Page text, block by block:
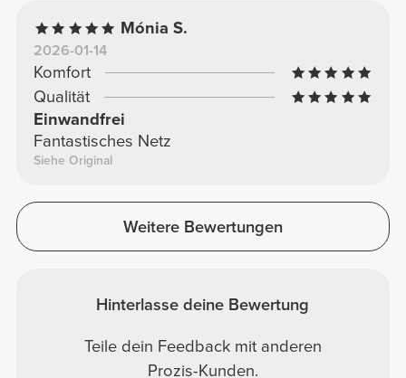
Mónia S.
2026-01-14
Komfort
Qualität
Einwandfrei
Fantastisches Netz
Siehe Original
Weitere Bewertungen
Hinterlasse deine Bewertung
Teile dein Feedback mit anderen
Prozis-Kunden.